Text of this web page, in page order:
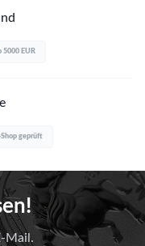
5000 EUR
geprüft
Mail.